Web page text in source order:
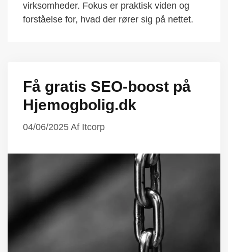
virksomheder. Fokus er praktisk viden og
forståelse for, hvad der rører sig på nettet.
Få gratis SEO-boost på
Hjemogbolig.dk
04/06/2025 Af Itcorp